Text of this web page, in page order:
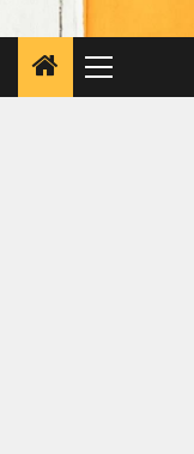
Menu
główne